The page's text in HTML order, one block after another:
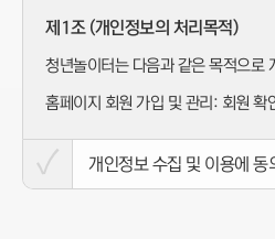
제1조 (개인정보의 처리목적)
청년놀이터는 다음과 같은 목적으로
홈페이지 회원 가입 및 관리 : 회원 확
고충처리: 민원인의 신원 확인, 사실
사업 신청 및 사례관리: 청년놀이터
개인정보 수집 및 이용에 동